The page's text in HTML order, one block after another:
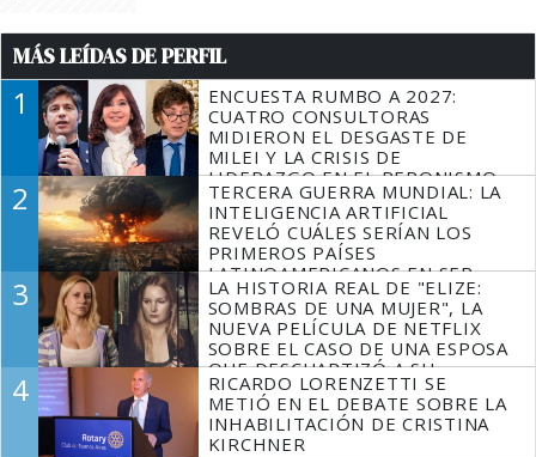
MÁS LEÍDAS DE PERFIL
1
ENCUESTA RUMBO A 2027:
CUATRO CONSULTORAS
MIDIERON EL DESGASTE DE
MILEI Y LA CRISIS DE
LIDERAZGO EN EL PERONISMO
2
TERCERA GUERRA MUNDIAL: LA
INTELIGENCIA ARTIFICIAL
REVELÓ CUÁLES SERÍAN LOS
PRIMEROS PAÍSES
LATINOAMERICANOS EN SER
DERROTADOS
3
LA HISTORIA REAL DE "ELIZE:
SOMBRAS DE UNA MUJER", LA
NUEVA PELÍCULA DE NETFLIX
SOBRE EL CASO DE UNA ESPOSA
QUE DESCUARTIZÓ A SU
MARIDO
4
RICARDO LORENZETTI SE
METIÓ EN EL DEBATE SOBRE LA
INHABILITACIÓN DE CRISTINA
KIRCHNER